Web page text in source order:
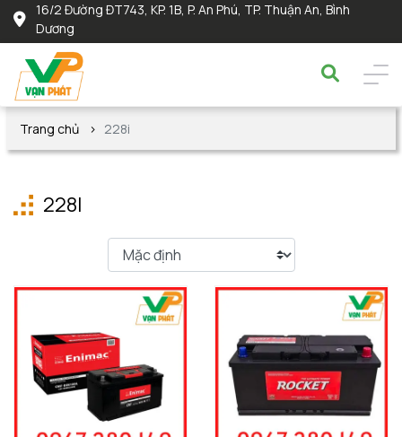
16/2 Đường ĐT743, KP. 1B, P. An Phú, TP. Thuận An, Bình
Dương
Trang chủ 228i
228I